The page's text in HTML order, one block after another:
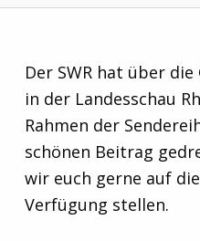
Der SWR hat über
in der Landesschau
Rahmen der
schönen Beitrag
wir euch gerne auf
Verfügung stellen.